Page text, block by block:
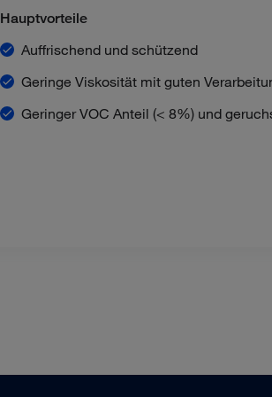
Hauptvorteile
Auffrischend und schützend
Geringe Viskosität mit guten
Geringer VOC Anteil (< 8%) und